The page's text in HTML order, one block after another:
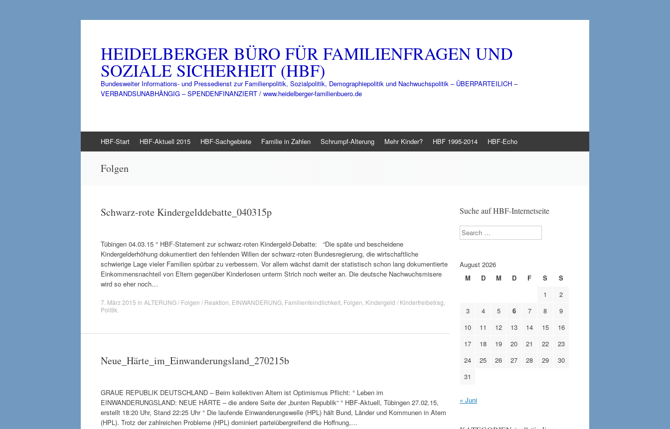
HEIDELBERGER BÜRO FÜR FAMILIENFRAGEN UND
SOZIALE SICHERHEIT (HBF)
Bundesweiter Informations- und Pressedienst zur Familienpolitik, Sozialpolitik, Demographiepolitik und Nachwuchspolitik – ÜBERPARTEILICH –
VERBANDSUNABHÄNGIG – SPENDENFINANZIERT / www.heidelberger-familienbuero.de
Inhalt
HBF-Start HBF-Aktuell 2015 HBF-Sachgebiete Familie in Zahlen Schrumpf-Alterung Mehr Kinder? HBF 1995-2014 HBF-Echo
Folgen
Schwarz-rote Kindergelddebatte_040315p
Tübingen 04.03.15 ° HBF-Statement zur schwarz-roten Kindergeld-Debatte: “Die späte und bescheidene
Kindergelderhöhung dokumentiert den fehlenden Willen der schwarz-roten Bundesregierung, die wirtschaftliche
schwierige Lage vieler Familien spürbar zu verbessern. Vor allem wächst damit der statistisch schon lang dokumentierte
Einkommensnachteil von Eltern gegenüber Kinderlosen unterm Strich noch weiter an. Die deutsche Nachwuchsmisere
wird so eher noch…
7. März 2015 in ALTERUNG / Folgen / Reaktion EINWANDERUNG Familienfeindlichkeit Folgen Kindergeld / Kinderfreibetrag
Politik
Neue_Härte_im_Einwanderungsland_270215b
GRAUE REPUBLIK DEUTSCHLAND – Beim kollektiven Altern ist Optimismus Pflicht: ° Leben im
EINWANDERUNGSLAND: NEUE HÄRTE – die andere Seite der „bunten Republik“ ° HBF-Aktuell, Tübingen 27.02.15,
erstellt 18:20 Uhr, Stand 22:25 Uhr ° Die laufende Einwanderungswelle (HPL) hält Bund, Länder und Kommunen in Atem
(HPL). Trotz der zahlreichen Probleme (HPL) dominiert parteiübergreifend die Hoffnung,…
Suche auf HBF-Internetseite
Search
August 2026
M
D M D F S
S
1
2
3
4 5 6 7 8
9
10
11 12 13 14 15
16
17
18 19 20 21 22
23
24
25 26 27 28 29
30
31
« Juni